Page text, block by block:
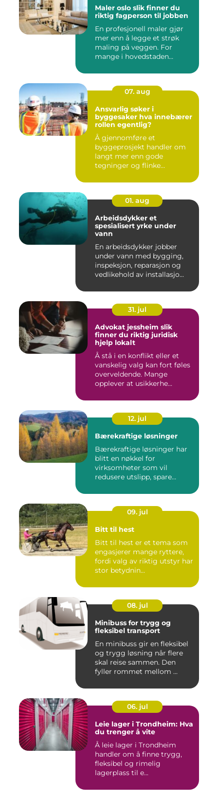
Maler oslo slik finner du
riktig fagperson til jobben
En profesjonell maler gjør
mer enn å legge et strøk
maling på veggen. For
mange i hovedstaden
07. aug
Ansvarlig søker i
byggesaker hva innebærer
rollen egentlig?
Å gjennomføre et
byggeprosjekt handler om
langt mer enn gode
tegninger og flinke
01. aug
Arbeidsdykker et
spesialisert yrke under
vann
En arbeidsdykker jobber
under vann med bygging,
inspeksjon, reparasjon og
vedlikehold av installasjo...
31. jul
Advokat jessheim slik
finner du riktig juridisk
hjelp lokalt
Å stå i en konflikt eller et
vanskelig valg kan fort føles
overveldende. Mange
opplever at usikkerhe...
12. jul
Bærekraftige løsninger
Bærekraftige løsninger har
blitt en nøkkel for
virksomheter som vil
redusere utslipp, spare
09. jul
Bitt til hest
Bitt til hest er et tema som
engasjerer mange ryttere,
fordi valg av riktig utstyr har
stor betydnin...
08. jul
Minibuss for trygg og
fleksibel transport
En minibuss gir en fleksibel
og trygg løsning når flere
skal reise sammen. Den
fyller rommet mellom ...
06. jul
Leie lager i Trondheim: Hva
du trenger å vite
Å leie lager i Trondheim
handler om å finne trygg,
fleksibel og rimelig
lagerplass til e...